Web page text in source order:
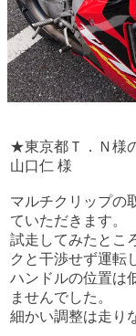
★東京都Ｔ．Ｎ様
山口仁 様
マルチクリップの
ていただきます。
試走してみたとこ
クと干渉せず運転
ハンドルの位置は
ませんでした。
細かい調整は走り